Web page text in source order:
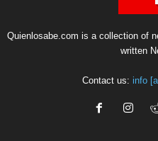
Quienlosabe.com is a collection of
written
Contact us: info